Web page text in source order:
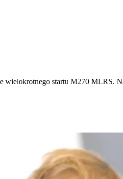
wielokrotnego startu M270 MLRS.